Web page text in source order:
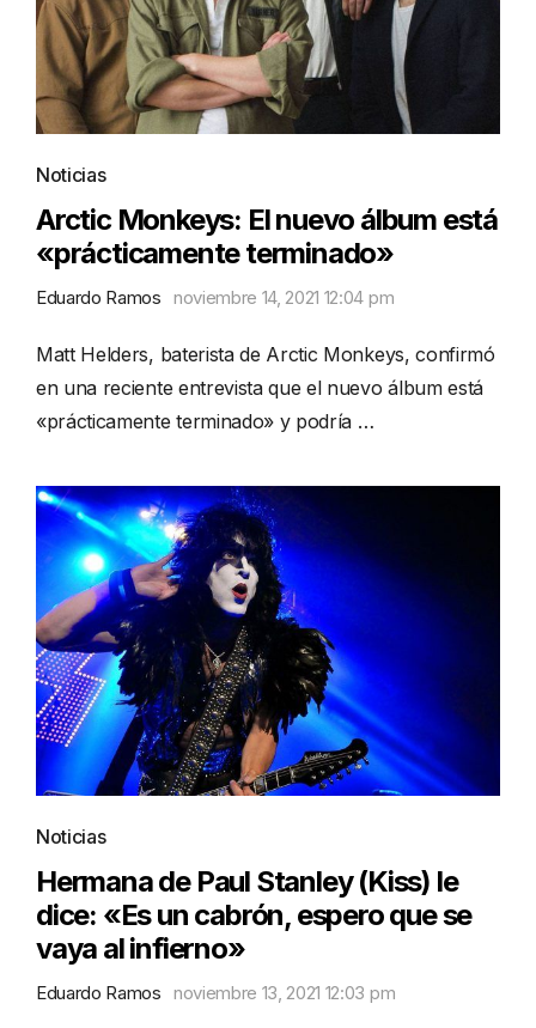
Noticias
Arctic Monkeys: El nuevo álbum está
«prácticamente terminado»
Eduardo Ramos noviembre 14, 2021 12:04 pm
Matt Helders, baterista de Arctic Monkeys, confirmó
en una reciente entrevista que el nuevo álbum está
«prácticamente terminado» y podría …
Noticias
Hermana de Paul Stanley (Kiss) le
dice: «Es un cabrón, espero que se
vaya al infierno»
Eduardo Ramos noviembre 13, 2021 12:03 pm